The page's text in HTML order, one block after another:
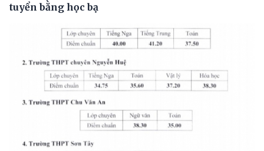
tuyển bằng học bạ